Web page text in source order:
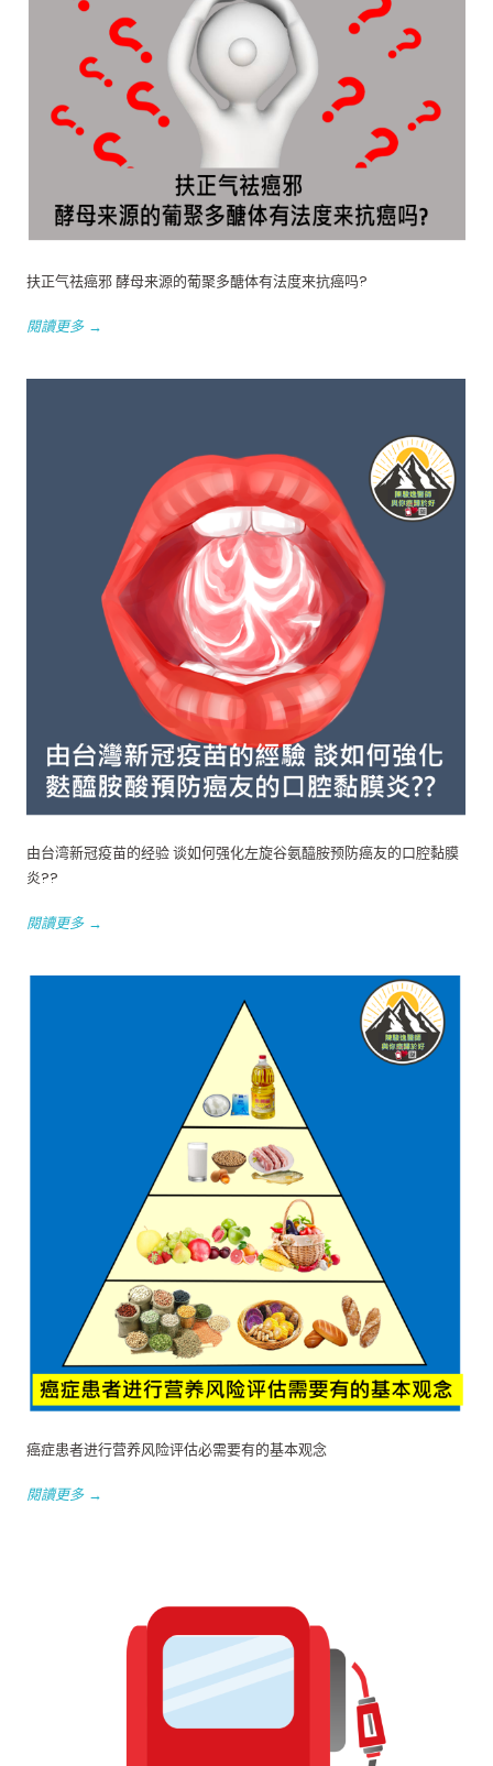
扶正气祛癌邪 酵母来源的葡聚多醣体有法度来抗癌吗?
閱讀更多 →
由台湾新冠疫苗的经验 谈如何强化左旋谷氨醯胺预防癌友的口腔黏膜
炎??
閱讀更多 →
癌症患者进行营养风险评估必需要有的基本观念
閱讀更多 →